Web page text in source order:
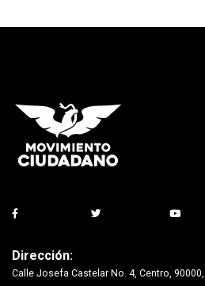
Dirección:
Calle Josefa Castelar No. 4, Centro,